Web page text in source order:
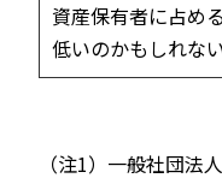
資産保有者に占め
低いのかもしれない
（注1）一般社団法